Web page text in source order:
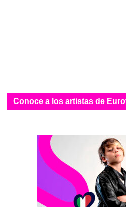
Conoce a los artistas de